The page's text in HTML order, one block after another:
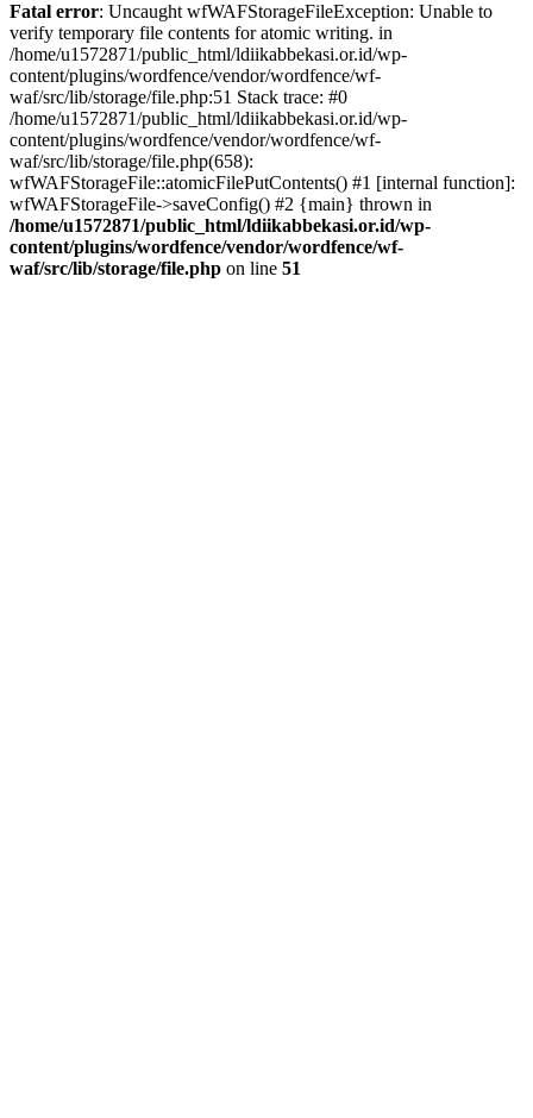
Fatal error: Uncaught wfWAFStorageFileException: Unable to
verify temporary file contents for atomic writing. in
/home/u1572871/public_html/ldiikabbekasi.or.id/wp-
content/plugins/wordfence/vendor/wordfence/wf-
waf/src/lib/storage/file.php:51 Stack trace: #0
/home/u1572871/public_html/ldiikabbekasi.or.id/wp-
content/plugins/wordfence/vendor/wordfence/wf-
waf/src/lib/storage/file.php(658):
wfWAFStorageFile::atomicFilePutContents() #1 [internal function]:
wfWAFStorageFile->saveConfig() #2 {main} thrown in
/home/u1572871/public_html/ldiikabbekasi.or.id/wp-
content/plugins/wordfence/vendor/wordfence/wf-
waf/src/lib/storage/file.php on line 51